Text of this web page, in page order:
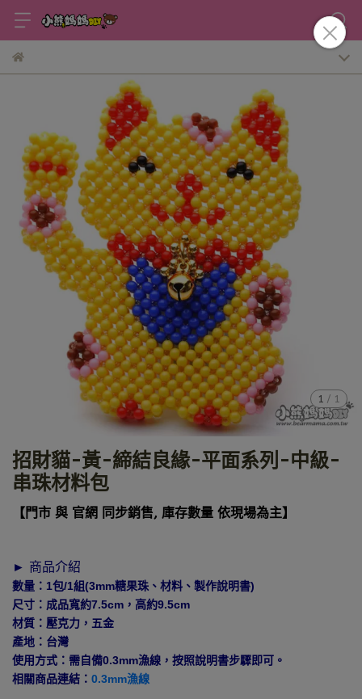
1 / 1
招財貓-黃-締結良緣-平面系列-中級-
串珠材料包
【門市 與 官網 同步銷售, 庫存數量 依現場為主】
► 商品介紹
數量：1包/1組(3mm糖果珠、材料、製作說明書)
尺寸：成品寬約7.5cm，高約9.5cm
材質：壓克力，五金
產地：台灣
使用方式：需自備0.3mm漁線，按照說明書步驟即可。
相關商品連結： 0.3mm漁線